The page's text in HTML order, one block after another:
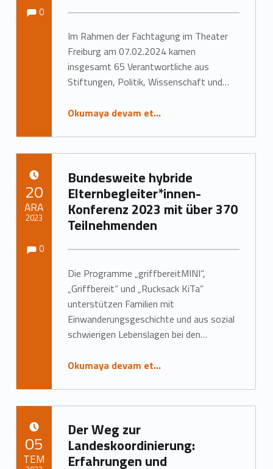
Im Rahmen der Fachtagung im Theater
Freiburg am 07.02.2024 kamen
insgesamt 65 Verantwortliche aus
Stiftungen, Politik, Wissenschaft und…
Okumaya devam et…
0
Bundesweite hybride
Elternbegleiter*innen-
Konferenz 2023 mit über 370
Teilnehmenden
Die Programme „griffbereitMINI“,
„Griffbereit“ und „Rucksack KiTa“
unterstützen Familien mit
Einwanderungsgeschichte und aus sozial
schwierigen Lebenslagen bei den…
Okumaya devam et…
YAYIN TARIHI:
20
ARA
2023
Yorumlar:
0
Der Weg zur
Landeskoordinierung:
Erfahrungen und
YAYIN TARIHI:
05
TEM